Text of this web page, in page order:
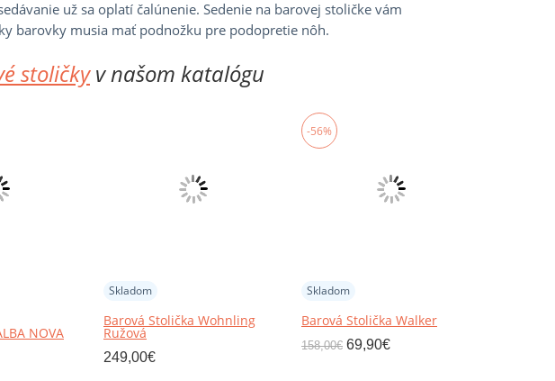
už sa oplatí čalúnenie. Sedenie na barovej stoličke vám
barovky musia mať podnožku pre podopretie nôh.
stoličkyv našom katalógu
NOVA
Skladom
Barová Stolička Wohnling
Ružová
249,00€
-56%
Skladom
Barová Stolička Walker
158,00€ 69,90€